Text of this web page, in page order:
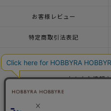
お客様レビュー
特定商取引法表記
おトクな情報